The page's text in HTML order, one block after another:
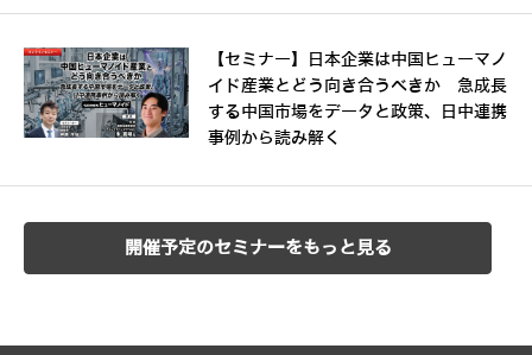
【セミナー】日本企業は中国ヒューマノ
イド産業とどう向き合うべきか 急成長
する中国市場をデータと政策、日中連携
事例から読み解く
開催予定のセミナーをもっと見る